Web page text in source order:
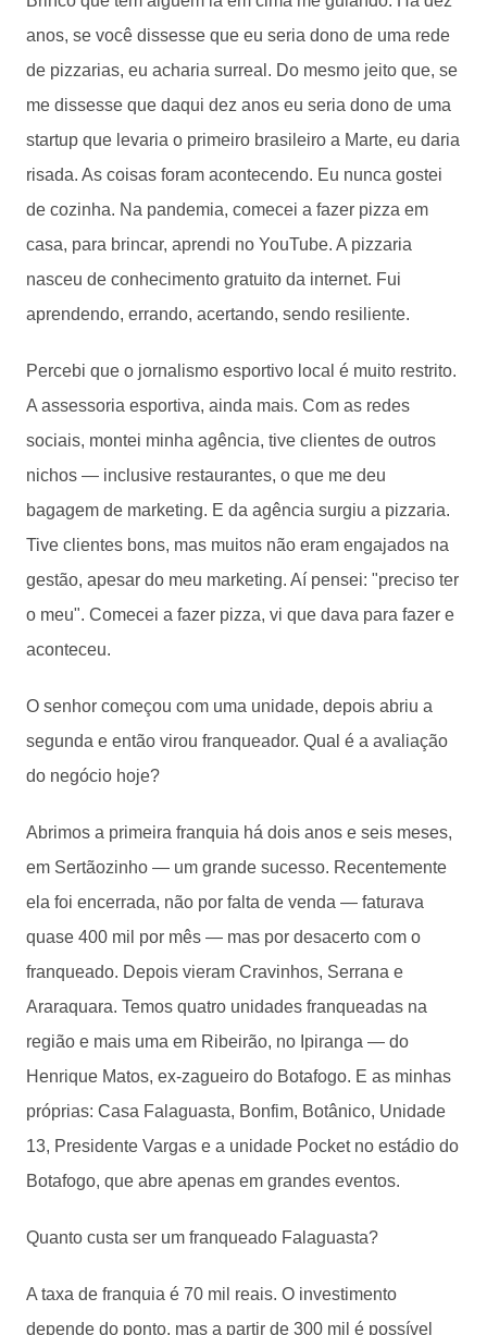
anos, se você dissesse que eu seria dono de uma rede
de pizzarias, eu acharia surreal. Do mesmo jeito que, se
me dissesse que daqui dez anos eu seria dono de uma
startup que levaria o primeiro brasileiro a Marte, eu daria
risada. As coisas foram acontecendo. Eu nunca gostei
de cozinha. Na pandemia, comecei a fazer pizza em
casa, para brincar, aprendi no YouTube. A pizzaria
nasceu de conhecimento gratuito da internet. Fui
aprendendo, errando, acertando, sendo resiliente.
Percebi que o jornalismo esportivo local é muito restrito.
A assessoria esportiva, ainda mais. Com as redes
sociais, montei minha agência, tive clientes de outros
nichos — inclusive restaurantes, o que me deu
bagagem de marketing. E da agência surgiu a pizzaria.
Tive clientes bons, mas muitos não eram engajados na
gestão, apesar do meu marketing. Aí pensei: "preciso ter
o meu". Comecei a fazer pizza, vi que dava para fazer e
aconteceu.
O senhor começou com uma unidade, depois abriu a
segunda e então virou franqueador. Qual é a avaliação
do negócio hoje?
Abrimos a primeira franquia há dois anos e seis meses,
em Sertãozinho — um grande sucesso. Recentemente
ela foi encerrada, não por falta de venda — faturava
quase 400 mil por mês — mas por desacerto com o
franqueado. Depois vieram Cravinhos, Serrana e
Araraquara. Temos quatro unidades franqueadas na
região e mais uma em Ribeirão, no Ipiranga — do
Henrique Matos, ex-zagueiro do Botafogo. E as minhas
próprias: Casa Falaguasta, Bonfim, Botânico, Unidade
13, Presidente Vargas e a unidade Pocket no estádio do
Botafogo, que abre apenas em grandes eventos.
Quanto custa ser um franqueado Falaguasta?
A taxa de franquia é 70 mil reais. O investimento
depende do ponto, mas a partir de 300 mil é possível